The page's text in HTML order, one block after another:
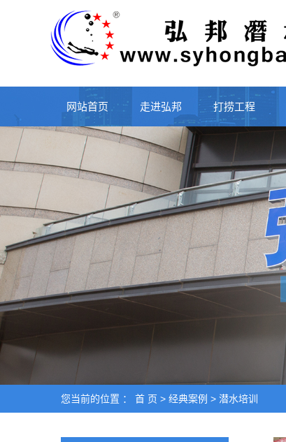
网站首页 走进弘邦 打捞工程
您当前的位置 ： 首 页 > 经典案例 > 潜水培训